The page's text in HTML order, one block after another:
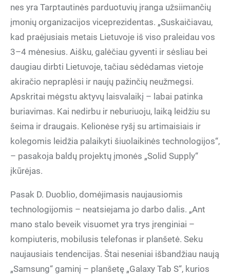
nes yra Tarptautinės parduotuvių įranga užsiimančių
įmonių organizacijos viceprezidentas. „Suskaičiavau,
kad praėjusiais metais Lietuvoje iš viso praleidau vos
3–4 mėnesius. Aišku, galėčiau gyventi ir sėsliau bei
daugiau dirbti Lietuvoje, tačiau sėdėdamas vietoje
akiračio nepraplėsi ir naujų pažinčių neužmegsi.
Apskritai mėgstu aktyvų laisvalaikį – labai patinka
buriavimas. Kai nedirbu ir neburiuoju, laiką leidžiu su
šeima ir draugais. Kelionėse ryšį su artimaisiais ir
kolegomis leidžia palaikyti šiuolaikinės technologijos“,
– pasakoja baldų projektų įmonės „Solid Supply“
įkūrėjas.
Pasak D. Duoblio, domėjimasis naujausiomis
technologijomis – neatsiejama jo darbo dalis. „Ant
mano stalo beveik visuomet yra trys įrenginiai –
kompiuteris, mobilusis telefonas ir planšetė. Seku
naujausiais tendencijas. Štai neseniai išbandžiau naują
„Samsung“ gaminį – planšetę „Galaxy Tab S“, kurios